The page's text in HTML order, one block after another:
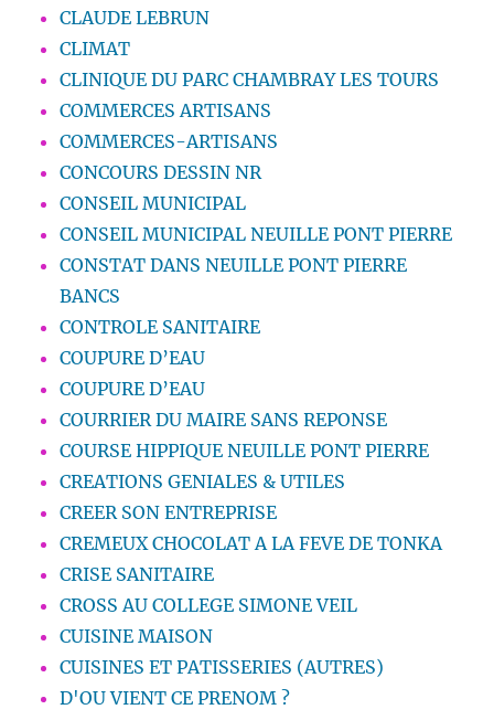
CLAUDE LEBRUN
CLIMAT
CLINIQUE DU PARC CHAMBRAY LES TOURS
COMMERCES ARTISANS
COMMERCES-ARTISANS
CONCOURS DESSIN NR
CONSEIL MUNICIPAL
CONSEIL MUNICIPAL NEUILLE PONT PIERRE
CONSTAT DANS NEUILLE PONT PIERRE
BANCS
CONTROLE SANITAIRE
COUPURE D’EAU
COUPURE D’EAU
COURRIER DU MAIRE SANS REPONSE
COURSE HIPPIQUE NEUILLE PONT PIERRE
CREATIONS GENIALES & UTILES
CREER SON ENTREPRISE
CREMEUX CHOCOLAT A LA FEVE DE TONKA
CRISE SANITAIRE
CROSS AU COLLEGE SIMONE VEIL
CUISINE MAISON
CUISINES ET PATISSERIES (AUTRES)
D'OU VIENT CE PRENOM ?